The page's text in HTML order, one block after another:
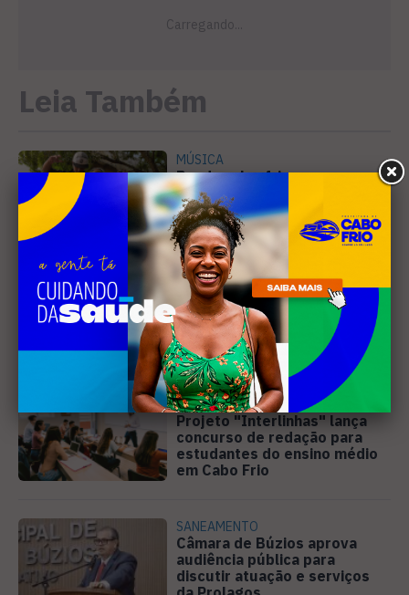
Leia Também
MÚSICA
Banda cabo-friense
Spectrummm apresenta
músicas inéditas no Diveneta
Moto Fest neste sábado (8)
PREJUÍZO
Compradores cobram
cronograma da Volendam e
pedem ação do MP por obra
parada em Arraial
EDUCAÇÃO
Projeto "Interlinhas" lança
concurso de redação para
estudantes do ensino médio
em Cabo Frio
SANEAMENTO
Câmara de Búzios aprova
audiência pública para
discutir atuação e serviços